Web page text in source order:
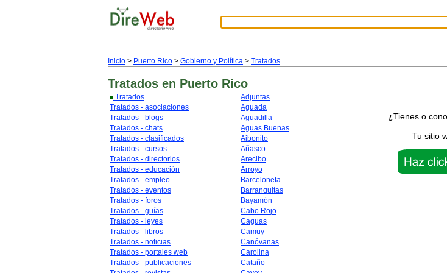
Inicio > Puerto Rico > Gobierno y Política > Tratados
Tratados en Puerto Rico
Tratados
Tratados - asociaciones
Tratados - blogs
Tratados - chats
Tratados - clasificados
Tratados - cursos
Tratados - directorios
Tratados - educación
Tratados - empleo
Tratados - eventos
Tratados - foros
Tratados - guías
Tratados - leyes
Tratados - libros
Tratados - noticias
Tratados - portales web
Tratados - publicaciones
Adjuntas
Aguada
Aguadilla
Aguas Buenas
Aibonito
Añasco
Arecibo
Arroyo
Barceloneta
Barranquitas
Bayamón
Cabo Rojo
Caguas
Camuy
Canóvanas
Carolina
Cataño
¿Tienes o
Tu sitio